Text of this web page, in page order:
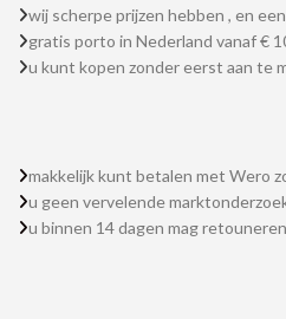
wij scherpe prijzen hebben , en
gratis porto in Nederland vanaf €
u kunt kopen zonder eerst aan te
makkelijk kunt betalen met Wero
u geen vervelende
u binnen 14 dagen mag